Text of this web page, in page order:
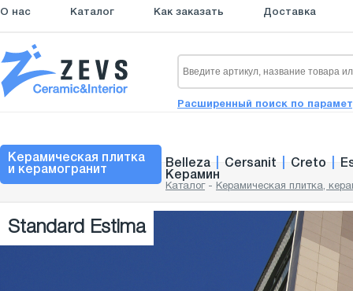
О нас Каталог Как заказать Доставка
Расширенный поиск по
Керамическая плитка
и керамогранит
Belleza Cersanit Creto
Керамин
Каталог - Керамическая плитка,
Standard Estima